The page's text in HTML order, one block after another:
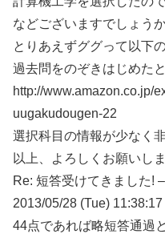
などございますでしょう
とりあえずググって以下
過去問をのぞきはじめた
http://www.amazon.co.jp/
uugakudougen-22
選択科目の情報が少なく
以上、よろしくお願いしま
Re: 短答受けてきました!
2013/05/28 (Tue) 11:38:17
44点であれば略短答通過